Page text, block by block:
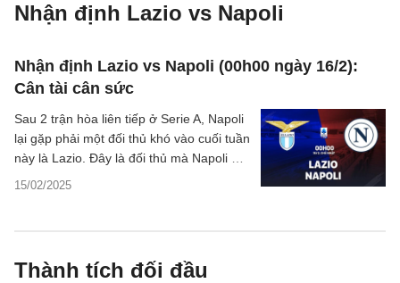
Nhận định Lazio vs Napoli
Nhận định Lazio vs Napoli (00h00 ngày 16/2):
Cân tài cân sức
15/02/2025
Sau 2 trận hòa liên tiếp ở Serie A, Napoli
lại gặp phải một đối thủ khó vào cuối tuần
này là Lazio. Đây là đối thủ mà Napoli đã
chịu thua ở cả 2 trận đối đầu mùa này.
Thành tích đối đầu